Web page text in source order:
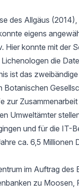
des Allgäus
eigens
Hier konnte mit der
die
ist das
Botanischen
Umweltämter
und für die IT-
ca. 6,5 Millionen
im Auftrag des
zu Moosen,